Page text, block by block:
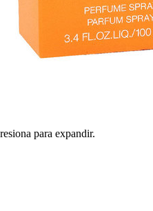
para expandir.